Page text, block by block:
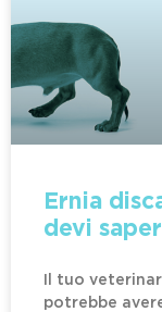
Ernia
devi
Il tuo
potrebbe